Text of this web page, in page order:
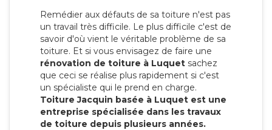
Remédier aux défauts de sa toiture n'est pas
un travail très difficile. Le plus difficile c'est de
savoir d'où vient le véritable problème de sa
toiture. Et si vous envisagez de faire une
rénovation de toiture à Luquet sachez
que ceci se réalise plus rapidement si c'est
un spécialiste qui le prend en charge.
Toiture Jacquin basée à Luquet est une
entreprise spécialisée dans les travaux
de toiture depuis plusieurs années.